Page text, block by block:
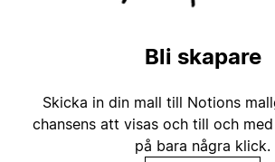
Bli skapare
Skicka in din mall till Notions
chansens att visas och till och
på bara några klick.